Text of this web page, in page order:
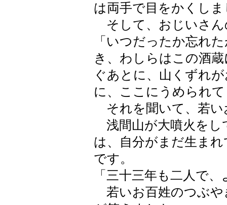
は両手で目をかくし
そして、おじいさん
「いつだったか忘れ
き、わしらはこの酒
ぐあとに、山くずれ
に、ここにうめられ
それを聞いて、若い
浅間山が大噴火をし
は、自分がまだ生ま
です。
「三十三年も二人で
若いお百姓のつぶや